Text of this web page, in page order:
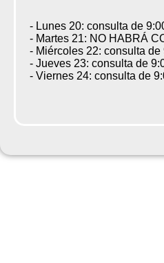
- Lunes 20: consulta de
- Martes 21: NO HABRÁ
- Miércoles 22: consulta de
- Jueves 23: consulta de
- Viernes 24: consulta de